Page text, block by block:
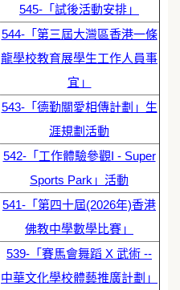
545-「試後活動安排」
544-「第三屆大灣區香港一條
龍學校教育展學生工作人員事
宜」
543-「德勤關愛相傳計劃」生
涯規劃活動
542-「工作體驗參觀I - Super
Sports Park」活動
541-「第四十屆(2026年)香港
佛教中學數學比賽」
539-「賽馬會舞蹈 X 武術 --
中華文化學校體藝推廣計劃」